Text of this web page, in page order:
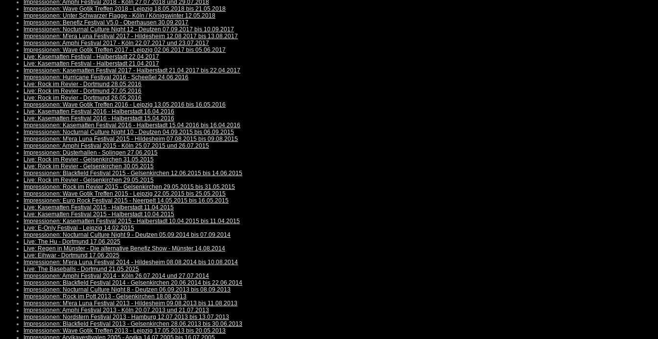
Impressionen: Amphi Festival 2018 - Köln 27.07.2018 und 29.07.2018
Impressionen: Wave Gotik Treffen 2018 - Leipzig 18.05.2018 bis 21.05.2018
Impressionen: Unter Schwarzer Flagge - Köln / Königswinter 12.05.2018
Impressionen: Benefiz Festival V5.0 - Oberhausen 30.09.2017
Impressionen: Nocturnal Culture Night 12 - Deutzen 07.09.2017 bis 10.09.2017
Impressionen: M'era Luna Festival 2017 - Hildesheim 12.08.2017 bis 13.08.2017
Impressionen: Amphi Festival 2017 - Köln 22.07.2017 und 23.07.2017
Impressionen: Wave Gotik Treffen 2017 - Leipzig 02.06.2017 bis 05.06.2017
Live: Kasematten Festival - Halberstadt 22.04.2017
Live: Kasematten Festival - Halberstadt 21.04.2017
Impressionen: Kasematten Festival 2017 - Halberstadt 21.04.2017 bis 22.04.2017
Impressionen: Hurricane Festival 2016 - Scheeßel 24.06.2016
Live: Rock im Revier - Dortmund 28.05.2016
Live: Rock im Revier - Dortmund 27.05.2016
Live: Rock im Revier - Dortmund 26.05.2016
Impressionen: Wave Gotik Treffen 2016 - Leipzig 13.05.2016 bis 16.05.2016
Live: Kasematten Festival 2016 - Halberstadt 16.04.2016
Live: Kasematten Festival 2016 - Halberstadt 15.04.2016
Impressionen: Kasematten Festival 2016 - Halberstadt 15.04.2016 bis 16.04.2016
Impressionen: Nocturnal Culture Night 10 - Deutzen 04.09.2015 bis 06.09.2015
Impressionen: M'era Luna Festival 2015 - Hildesheim 07.08.2015 bis 09.08.2015
Impressionen: Amphi Festival 2015 - Köln 25.07.2015 und 26.07.2015
Impressionen: Düsterhallen - Solingen 27.06.2015
Live: Rock im Revier - Gelsenkirchen 31.05.2015
Live: Rock im Revier - Gelsenkirchen 30.05.2015
Impressionen: Blackfield Festival 2015 - Gelsenkirchen 12.06.2015 bis 14.06.2015
Live: Rock im Revier - Gelsenkirchen 29.05.2015
Impressionen: Rock im Revier 2015 - Gelsenkirchen 29.05.2015 bis 31.05.2015
Impressionen: Wave Gotik Treffen 2015 - Leipzig 22.05.2015 bis 25.05.2015
Impressionen: Euro Rock Festival 2015 - Neerpelt 14.05.2015 bis 16.05.2015
Live: Kasematten Festival 2015 - Halberstadt 11.04.2015
Live: Kasematten Festival 2015 - Halberstadt 10.04.2015
Impressionen: Kasematten Festival 2015 - Halberstadt 10.04.2015 bis 11.04.2015
Live: E-Only Festival - Leipzig 14.02.2015
Impressionen: Nocturnal Culture Night 9 - Deutzen 05.09.2014 bis 07.09.2014
Live: The Hu - Dortmund 17.06.2025
Live: Regen in Münster - Die alternative Benefiz Show - Münster 14.08.2014
Live: Eihwar - Dortmund 17.06.2025
Impressionen: M'era Luna Festival 2014 - Hildesheim 08.08.2014 bis 10.08.2014
Live: The Baseballs - Dortmund 21.05.2025
Impressionen: Amphi Festival 2014 - Köln 26.07.2014 und 27.07.2014
Impressionen: Blackfield Festival 2014 - Gelsenkirchen 20.06.2014 bis 22.06.2014
Impressionen: Nocturnal Culture Night 8 - Deutzen 06.09.2013 bis 08.09.2013
Impressionen: Rock im Pott 2013 - Gelsenkirchen 18.08.2013
Impressionen: M'era Luna Festival 2013 - Hildesheim 09.08.2013 bis 11.08.2013
Impressionen: Amphi Festival 2013 - Köln 20.07.2013 und 21.07.2013
Impressionen: Nordstern Festival 2013 - Hamburg 12.07.2013 bis 13.07.2013
Impressionen: Blackfield Festival 2013 - Gelsenkirchen 28.06.2013 bis 30.06.2013
Impressionen: Wave Gotik Treffen 2013 - Leipzig 17.05.2013 bis 20.05.2013